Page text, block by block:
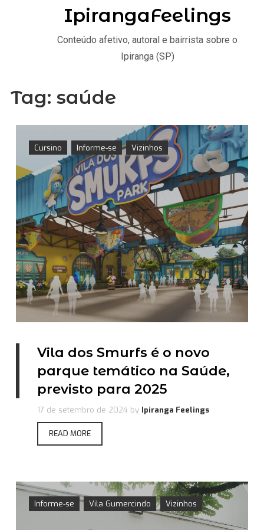
Tag: saúde
Cursino Informe-se Vizinhos
Vila dos Smurfs é o novo
parque temático na Saúde,
previsto para 2025
17 de setembro de 2024 by Ipiranga Feelings
READ MORE
Informe-se Vila Gumercindo Vizinhos
IpirangaFeelings
Conteúdo afetivo, autoral e bairrista sobre o
Ipiranga (SP)